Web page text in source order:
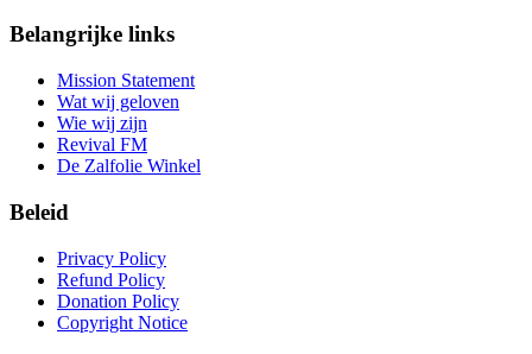
Belangrijke links
Mission Statement
Wat wij geloven
Wie wij zijn
Revival FM
De Zalfolie Winkel
Beleid
Privacy Policy
Refund Policy
Donation Policy
Copyright Notice